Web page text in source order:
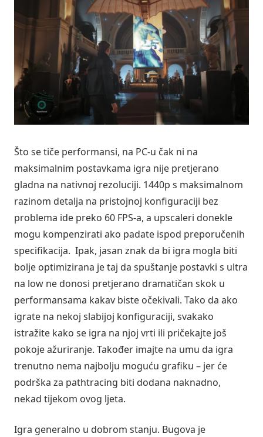
Što se tiče performansi, na PC-u čak ni na
maksimalnim postavkama igra nije pretjerano
gladna na nativnoj rezoluciji. 1440p s maksimalnom
razinom detalja na pristojnoj konfiguraciji bez
problema ide preko 60 FPS-a, a upscaleri donekle
mogu kompenzirati ako padate ispod preporučenih
specifikacija. Ipak, jasan znak da bi igra mogla biti
bolje optimizirana je taj da spuštanje postavki s ultra
na low ne donosi pretjerano dramatičan skok u
performansama kakav biste očekivali. Tako da ako
igrate na nekoj slabijoj konfiguraciji, svakako
istražite kako se igra na njoj vrti ili pričekajte još
pokoje ažuriranje. Također imajte na umu da igra
trenutno nema najbolju moguću grafiku – jer će
podrška za pathtracing biti dodana naknadno,
nekad tijekom ovog ljeta.
Igra generalno u dobrom stanju. Bugova je